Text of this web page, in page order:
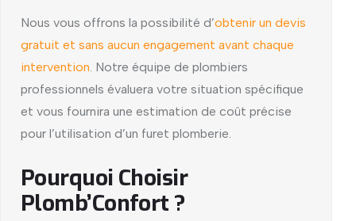
Nous vous offrons la possibilité d’obtenir un devis
gratuit et sans aucun engagement avant chaque
intervention. Notre équipe de plombiers
professionnels évaluera votre situation spécifique
et vous fournira une estimation de coût précise
pour l’utilisation d’un furet plomberie.
Pourquoi Choisir
Plomb’Confort ?